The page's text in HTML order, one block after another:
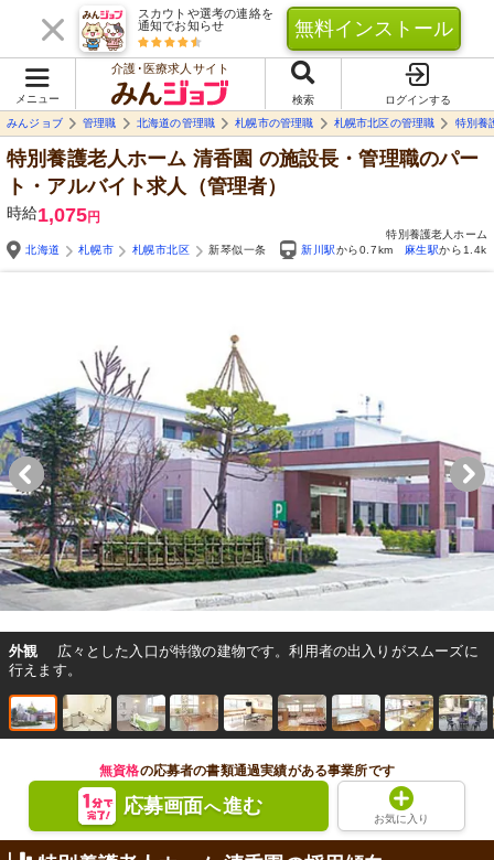
スカウトや選考の連絡を
通知でお知らせ
無料インストール
メニュー
介護･医療求人サイト
検索
ログインする
みんジョブ
管理職 北海道の管理職 札幌市の管理職 札幌市北区の管理職 特別養
特別養護老人ホーム 清香園 の施設長・管理職のパー
ト・アルバイト求人（管理者）
時給1,075円
特別養護老人ホーム
北海道
札幌市 札幌市北区 新琴似一条 新川駅から0.7km 麻生駅から
外観
広々とした入口が特徴の建物です。利用者の出入りがスムーズに
行えます。
無資格の応募者の書類通過実績がある事業所です
応募画面へ進む
お気に入り